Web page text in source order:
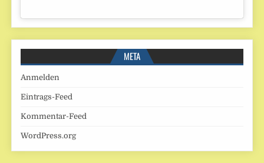
META
Anmelden
Eintrags-Feed
Kommentar-Feed
WordPress.org